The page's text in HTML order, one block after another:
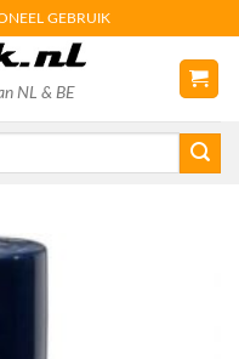
GEBRUIK
NL & BE